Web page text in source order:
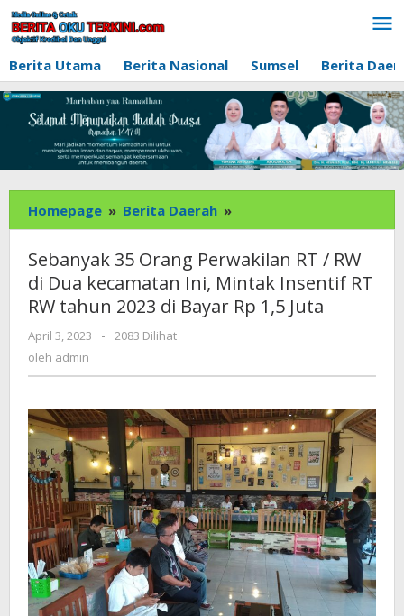
Lewati
ke
konten
Berita Utama
Berita Nasional Sumsel Berita
Homepage » Berita Daerah »
35
Orang
Perwakilan
RT
/
Ini,
Mintak
Insentif
RT
RW
tahun
2023
di
Bayar
Rp
1,5
Sebanyak 35 Orang Perwakilan RT / RW
di Dua kecamatan Ini, Mintak Insentif RT
RW tahun 2023 di Bayar Rp 1,5 Juta
April 3, 2023
oleh
-
2083 Dilihat
oleh admin